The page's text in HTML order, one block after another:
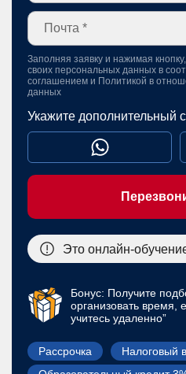
Бонус: Получите
организовать время,
учитесь удаленно”
Рассрочка
Налоговый
Заполняя заявку и нажимая
своих персональных данных в
соглашением и Политикой в
данных
Укажите дополнительный
Это онлайн-